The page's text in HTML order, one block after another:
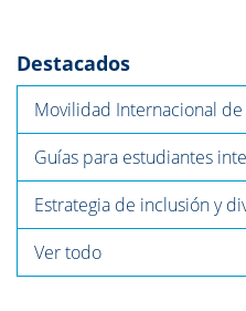
Destacados
Movilidad Internacional
Guías para estudiantes
Estrategia de inclusión y
Ver todo